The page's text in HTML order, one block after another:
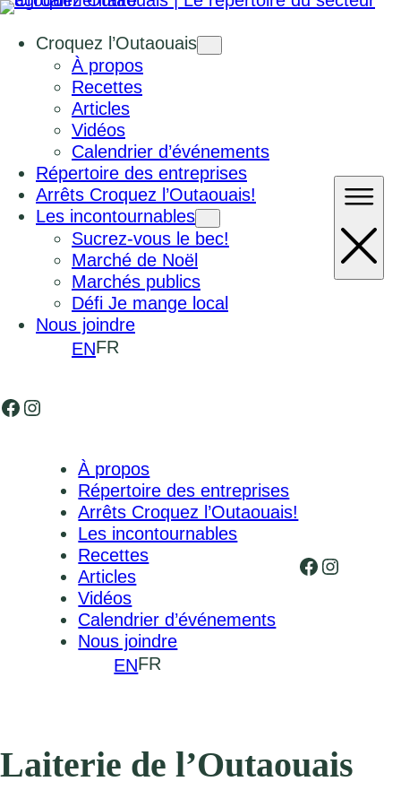
Croquez l’Outaouais
À propos
Recettes
Articles
Vidéos
Calendrier d’événements
Répertoire des entreprises
Arrêts Croquez l’Outaouais!
Les incontournables
Sucrez-vous le bec!
Marché de Noël
Marchés publics
Défi Je mange local
Nous joindre
ENFR
Facebook
Instagram
À propos
Répertoire des entreprises
Arrêts Croquez l’Outaouais!
Les incontournables
Recettes
Articles
Vidéos
Calendrier d’événements
Nous joindre
ENFR
Facebook
Laiterie de l’Outaouais